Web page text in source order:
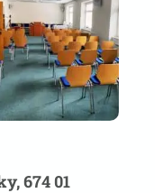
674 01